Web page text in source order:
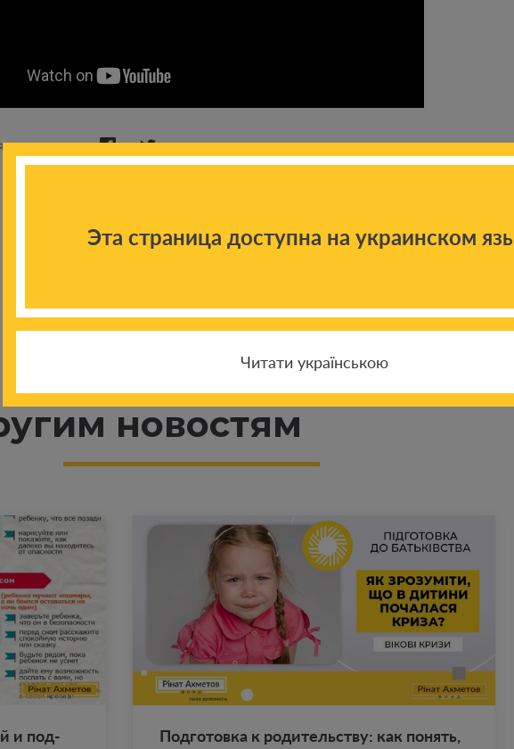
новостью:
новостям
и под­
Под­го­тов­ка к ро­ди­тель­ству: как по­нять,
Эта страница доступна на украинском
Читати українською